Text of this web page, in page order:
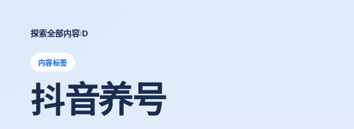
探索全部内容/D
内容标签
抖音养号